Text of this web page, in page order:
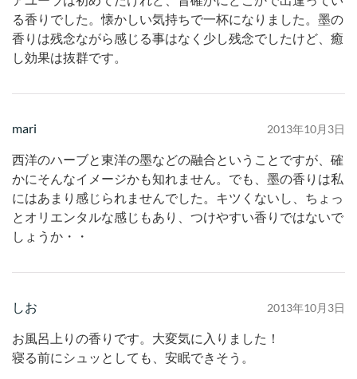
る香りでした。懐かしい気持ちで一杯になりました。墨の
香りは残念ながら感じる事はなく少し残念でしたけど、癒
し効果は抜群です。
mari 2013年10月3日
西洋のハーブと東洋の墨などの融合ということですが、確
かにそんなイメージかも知れません。でも、墨の香りは私
にはあまり感じられませんでした。キツくないし、ちょっ
とオリエンタルな感じもあり、つけやすい香りではないで
しょうか・・
しお 2013年10月3日
お風呂上りの香りです。大変気に入りました！
寝る前にシュッとしても、安眠できそう。